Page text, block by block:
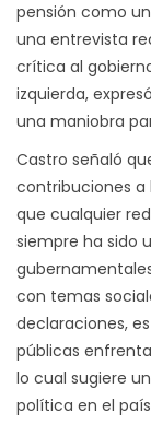
pensión como
una entrevista
crítica al
izquierda,
una maniobra
Castro señaló
contribuciones a
que cualquier
siempre ha sido
con temas
declaraciones,
públicas
lo cual sugiere
política en el